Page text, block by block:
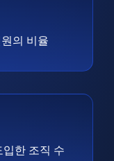
의 비율
입한 조직 수